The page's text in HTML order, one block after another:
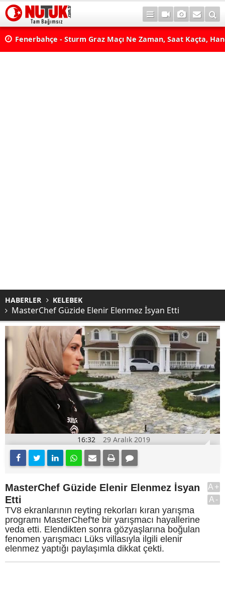
Fenerbahçe - Sturm Graz Maçı Ne Zaman, Saat Kaçta,
HABERLER KELEBEK
MasterChef Güzide Elenir Elenmez İsyan Etti
16:32 29 Aralık 2019
MasterChef Güzide Elenir Elenmez İsyan
Etti
TV8 ekranlarının reyting rekorları kıran yarışma
programı MasterChef'te bir yarışmacı hayallerine
veda etti. Elendikten sonra gözyaşlarına boğulan
fenomen yarışmacı Lüks villasıyla ilgili elenir
elenmez yaptığı paylaşımla dikkat çekti.
A+
A-